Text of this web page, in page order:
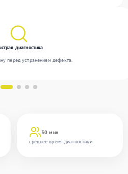
30 мин
среднее время диагностики
диагностика
перед устранением дефекта.